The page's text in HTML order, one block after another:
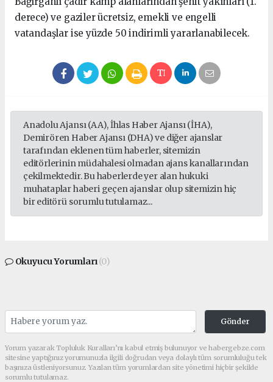
derece) ve gaziler ücretsiz, emekli ve engelli
vatandaşlar ise yüzde 50 indirimli yararlanabilecek.
Anadolu Ajansı (AA), İhlas Haber Ajansı (İHA),
Demirören Haber Ajansı (DHA) ve diğer ajanslar
tarafından eklenen tüm haberler, sitemizin
editörlerinin müdahalesi olmadan ajans kanallarından
çekilmektedir. Bu haberlerde yer alan hukuki
muhataplar haberi geçen ajanslar olup sitemizin hiç
bir editörü sorumlu tutulamaz...
Okuyucu Yorumları(0)
Gönder
Yorum yazarak Topluluk Kuralları’nı kabul etmiş bulunuyor ve habergebze.com
sitesine yaptığınız yorumunuzla ilgili doğrudan veya dolaylı tüm sorumluluğu tek
başınıza üstleniyorsunuz. Yazılan tüm yorumlardan site yönetimi hiçbir şekilde
sorumlu tutulamaz.